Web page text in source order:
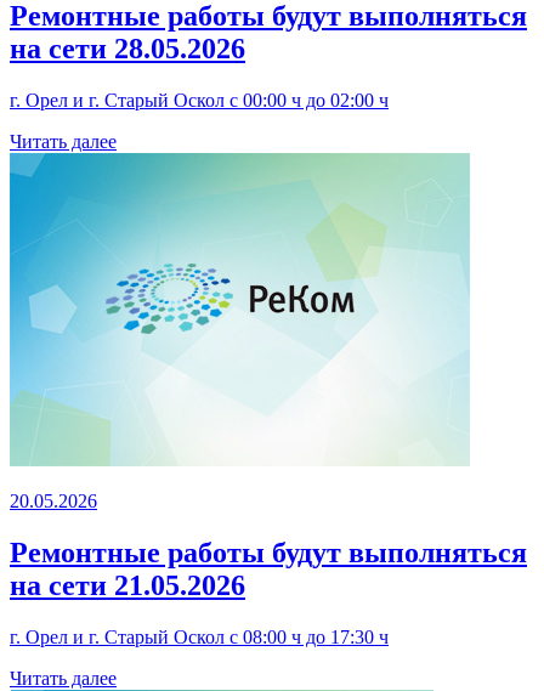
Ремонтные работы будут выполняться
на сети 28.05.2026
г. Орел и г. Старый Оскол с 00:00 ч до 02:00 ч
Читать далее
20.05.2026
Ремонтные работы будут выполняться
на сети 21.05.2026
г. Орел и г. Старый Оскол с 08:00 ч до 17:30 ч
Читать далее